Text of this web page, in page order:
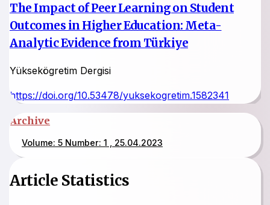
The Impact of Peer Learning on Student
Outcomes in Higher Education: Meta-
Analytic Evidence from Türkiye
Yüksekögretim Dergisi
https://doi.org/10.53478/yuksekogretim.1582341
Archive
Volume: 5 Number: 1 , 25.04.2023
Article Statistics